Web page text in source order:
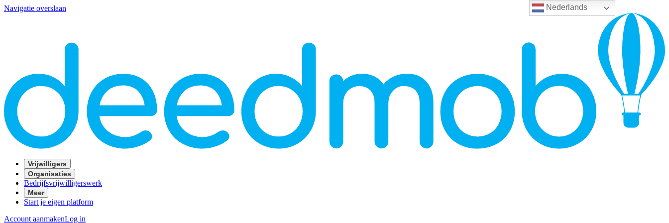
Nederlands
Navigatie overslaan
Vrijwilligers
Organisaties
Bedrijfsvrijwilligerswerk
Meer
Start je eigen platform
Account aanmakenLog in